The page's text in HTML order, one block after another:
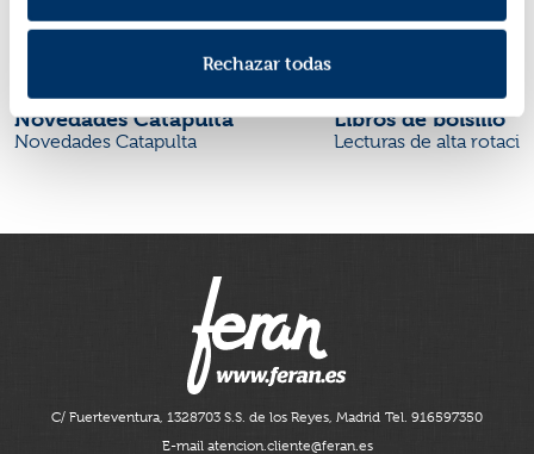
Rechazar todas
Novedades Catapulta
Novedades Catapulta
Libros de bolsillo
Lecturas de alta
C/ Fuerteventura, 1328703 S.S. de los Reyes, Madrid Tel. 916597350
E-mail atencion.cliente@feran.es